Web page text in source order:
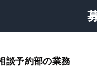
談予約部の業務